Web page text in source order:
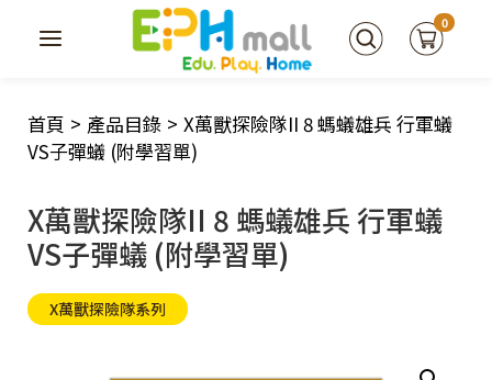
0
首頁 > 產品目錄 > X萬獸探險隊II 8 螞蟻雄兵 行軍蟻
VS子彈蟻 (附學習單)
X萬獸探險隊II 8 螞蟻雄兵 行軍蟻
VS子彈蟻 (附學習單)
X萬獸探險隊系列